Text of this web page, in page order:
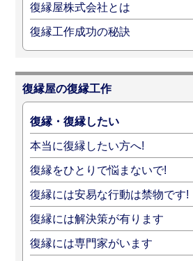
復縁屋株式会社とは
復縁工作成功の秘訣
復縁屋の復縁工作
復縁・復縁したい
本当に復縁したい方へ!
復縁をひとりで悩まないで!
復縁には安易な行動は禁物です!
復縁には解決策が有ります
復縁には専門家がいます